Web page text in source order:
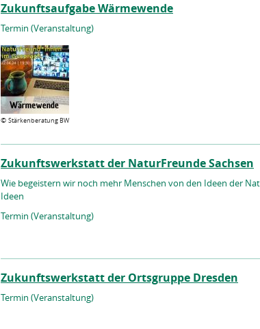
Zukunftsaufgabe Wärmewende
Termin (Veranstaltung)
© Stärkenberatung BW
Zukunftswerkstatt der NaturFreunde Sachsen
Wie begeistern wir noch mehr Menschen von den Ideen der
Ideen
Termin (Veranstaltung)
Zukunftswerkstatt der Ortsgruppe Dresden
Termin (Veranstaltung)